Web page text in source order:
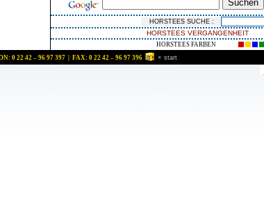
HORSTEES VERGANGENHEIT
HORSTEES FARBEN
0 22 42 – 96 97 397 | FAX: 0 22 42 – 96 97 396 × start